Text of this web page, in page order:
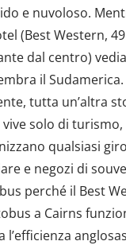
e nuvoloso.
(Best Western,
dal centro)
il Sudamerica.
tutta un’altra
solo di turismo,
qualsiasi
e negozi di
perché il Best
a Cairns
l’efficienza